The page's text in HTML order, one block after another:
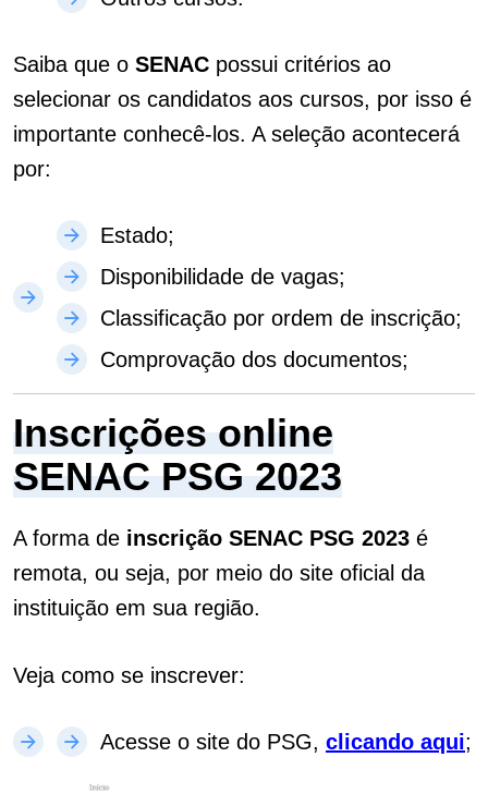
Saiba que o SENAC possui critérios ao
selecionar os candidatos aos cursos, por isso é
importante conhecê-los. A seleção acontecerá
por:
Estado;
Disponibilidade de vagas;
Classificação por ordem de inscrição;
Comprovação dos documentos;
Inscrições online
SENAC PSG 2023
A forma de inscrição SENAC PSG 2023 é
remota, ou seja, por meio do site oficial da
instituição em sua região.
Veja como se inscrever:
Acesse o site do PSG, clicando aqui;